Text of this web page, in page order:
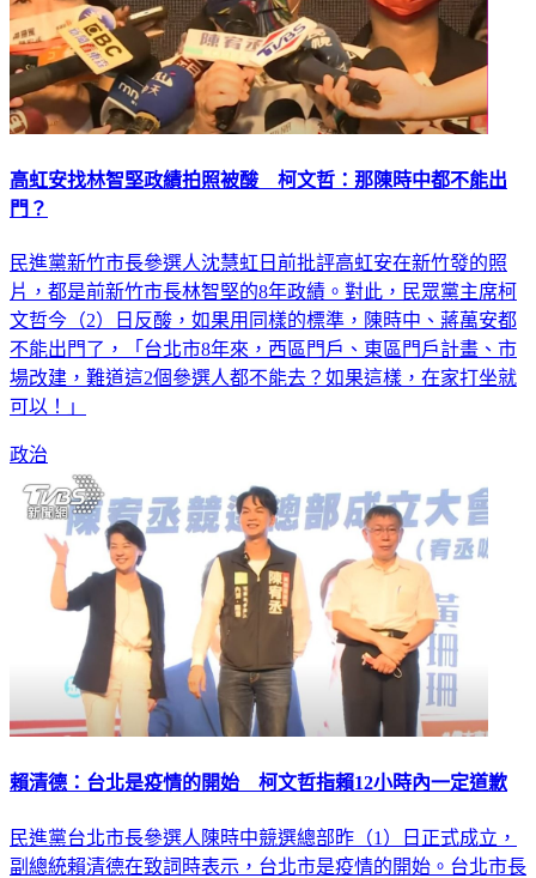
高虹安找林智堅政績拍照被酸 柯文哲：那陳時中都不能出
民進黨新竹市長參選人沈慧虹日前批評高虹安在新竹發的照
片，都是前新竹市長林智堅的8年政績。對此，民眾黨主席柯
文哲今（2）日反酸，如果用同樣的標準，陳時中、蔣萬安都
不能出門了，「台北市8年來，西區門戶、東區門戶計畫、市
場改建，難道這2個參選人都不能去？如果這樣，在家打坐就
政治
民進黨台北市長參選人陳時中競選總部昨（1）日正式成立，